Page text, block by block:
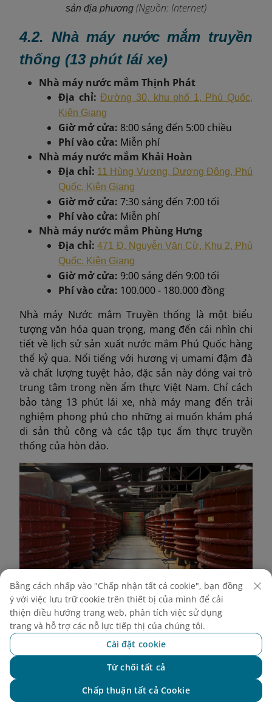
sản địa phương (Nguồn: Internet)
4.2. Nhà máy nước mắm truyền
thống (13 phút lái xe)
Nhà máy nước mắm Thịnh Phát
Địa chỉ: Đường 30, khu phố 1, Phú Quốc,
Kiên Giang
Giờ mở cửa: 8:00 sáng đến 5:00 chiều
Phí vào cửa: Miễn phí
Nhà máy nước mắm Khải Hoàn
Địa chỉ: 11 Hùng Vương, Dương Đông, Phú
Quốc, Kiên Giang
Giờ mở cửa: 7:30 sáng đến 7:00 tối
Phí vào cửa: Miễn phí
Nhà máy nước mắm Phùng Hưng
Địa chỉ: 471 Đ. Nguyễn Văn Cừ, Khu 2, Phú
Quốc, Kiên Giang
Giờ mở cửa: 9:00 sáng đến 9:00 tối
Phí vào cửa: 100.000 - 180.000 đồng
Nhà máy Nước mắm Truyền thống là một biểu
tượng văn hóa quan trọng, mang đến cái nhìn chi
tiết về lịch sử sản xuất nước mắm Phú Quốc hàng
thế kỷ qua. Nổi tiếng với hương vị umami đậm đà
và chất lượng tuyệt hảo, đặc sản này đóng vai trò
trung tâm trong nền ẩm thực Việt Nam. Chỉ cách
bảo tàng 13 phút lái xe, nhà máy mang đến trải
nghiệm phong phú cho những ai muốn khám phá
di sản thủ công và các tập tục ẩm thực truyền
thống của hòn đảo.
Nhà máy chứng minh cách các nhà sản xuất địa
phương duy trì các phương pháp truyền thống để đảm
bảo chất lượng nước mắm cao nhất
Bằng cách nhấp vào "Chấp nhận tất cả cookie", bạn đồng
ý với việc lưu trữ cookie trên thiết bị của mình để cải
thiện điều hướng trang web, phân tích việc sử dụng
trang và hỗ trợ các nỗ lực tiếp thị của chúng tôi.
Cài đặt cookie
Từ chối tất cả
Chấp thuận tất cả Cookie